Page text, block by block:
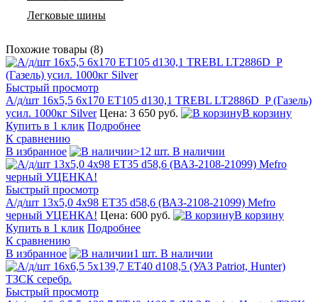
Легковые шины
Похожие товары (8)
Быстрый просмотр
А/д/шт 16x5,5 6x170 ЕТ105 d130,1 TREBL LT2886D_P (Газель)
усил. 1000кг Silver Цена: 3 650 руб.
В корзину
Купить в 1 клик Подробнее
К сравнению
В избранное
>12 шт. В наличии
Быстрый просмотр
А/д/шт 13x5,0 4х98 ЕТ35 d58,6 (ВАЗ-2108-21099) Mefro
черный УЦЕНКА! Цена: 600 руб.
В корзину
Купить в 1 клик Подробнее
К сравнению
В избранное
1 шт. В наличии
Быстрый просмотр